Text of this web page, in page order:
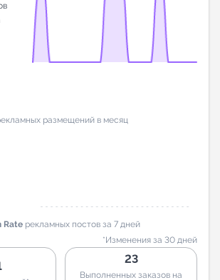
размещений в месяц
Rate рекламных постов за 7 дней
*Изменения за 30 дней
23
Выполненных заказов на